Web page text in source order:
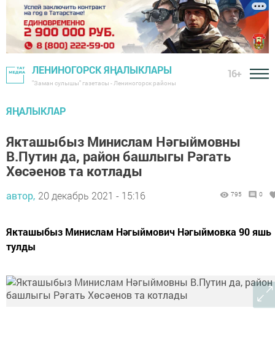
ЛЕНИНОГОРСК ЯҢАЛЫКЛАРЫ
"Заман сулышы" газетасы - Лениногорск районы
16+
ЯҢАЛЫКЛАР
Якташыбыз Минислам Нәгыймовны
В.Путин да, район башлыгы Рәгать
Хөсәенов та котлады
автор, 20 декабрь 2021 - 15:16 795 0
Якташыбыз Минислам Нәгыймович Нәгыймовка 90 яшь
тулды